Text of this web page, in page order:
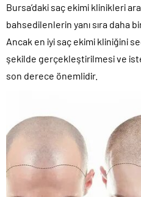
Bursa’daki saç ekimi klinikleri
bahsedilenlerin yanı sıra daha
Ancak en iyi saç ekimi kliniğini
şekilde gerçekleştirilmesi ve
son derece önemlidir.